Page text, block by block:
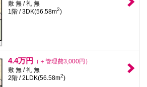
敷 無 / 礼 無
1階 / 3DK(56.58m2)
4.4万円
（＋管理費3,000円）
敷 無 / 礼 無
2階 / 2LDK(56.58m2)